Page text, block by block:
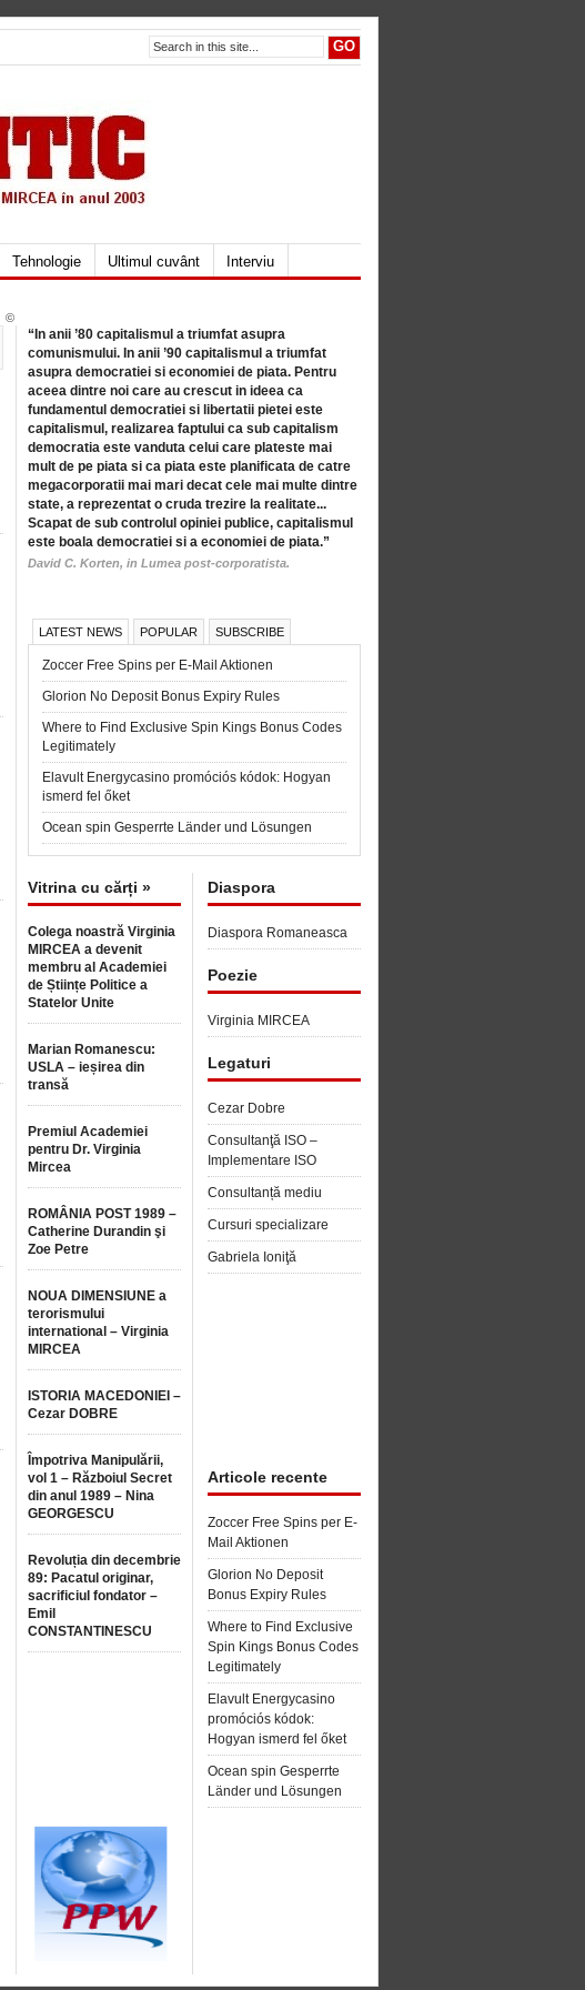
Tehnologie Ultimul cuvânt
Interviu
“In anii ’80 capitalismul a triumfat asupra
comunismului. In anii ’90 capitalismul a triumfat
asupra democratiei si economiei de piata. Pentru
aceea dintre noi care au crescut in ideea ca
fundamentul democratiei si libertatii pietei este
capitalismul, realizarea faptului ca sub capitalism
democratia este vanduta celui care plateste mai
mult de pe piata si ca piata este planificata de catre
megacorporatii mai mari decat cele mai multe dintre
state, a reprezentat o cruda trezire la realitate...
Scapat de sub controlul opiniei publice, capitalismul
este boala democratiei si a economiei de piata.”
David C. Korten, in Lumea post-corporatista.
LATEST NEWS POPULAR SUBSCRIBE
Zoccer Free Spins per E-Mail Aktionen
Glorion No Deposit Bonus Expiry Rules
Where to Find Exclusive Spin Kings Bonus Codes
Legitimately
Elavult Energycasino promóciós kódok: Hogyan
ismerd fel őket
Ocean spin Gesperrte Länder und Lösungen
Vitrina cu cărți »
Colega noastră Virginia
MIRCEA a devenit
membru al Academiei
de Științe Politice a
Statelor Unite
Marian Romanescu:
USLA – ieșirea din
transă
Premiul Academiei
pentru Dr. Virginia
Mircea
ROMÂNIA POST 1989 –
Catherine Durandin şi
Zoe Petre
NOUA DIMENSIUNE a
terorismului
international – Virginia
MIRCEA
ISTORIA MACEDONIEI –
Cezar DOBRE
Împotriva Manipulării,
vol 1 – Războiul Secret
din anul 1989 – Nina
GEORGESCU
Revoluția din decembrie
89: Pacatul originar,
sacrificiul fondator –
Emil
CONSTANTINESCU
Diaspora
Diaspora Romaneasca
Poezie
Virginia MIRCEA
Legaturi
Cezar Dobre
Consultanţă ISO –
Implementare ISO
Consultanță mediu
Cursuri specializare
Gabriela Ioniţă
Articole recente
Zoccer Free Spins per E-
Mail Aktionen
Glorion No Deposit
Bonus Expiry Rules
Where to Find Exclusive
Spin Kings Bonus Codes
Legitimately
Elavult Energycasino
promóciós kódok:
Hogyan ismerd fel őket
Ocean spin Gesperrte
Länder und Lösungen
©